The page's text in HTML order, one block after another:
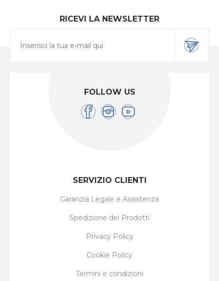
RICEVI LA NEWSLETTER
FOLLOW US
SERVIZIO CLIENTI
Garanzia Legale e Assistenza
Spedizione dei Prodotti
Privacy Policy
Cookie Policy
Termini e condizioni